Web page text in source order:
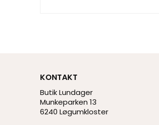
KONTAKT
Butik Lundager
Munkeparken 13
6240 Løgumkloster